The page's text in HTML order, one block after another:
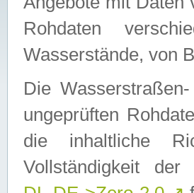
Rohdaten
Wasserstände, von
Die
ungeprüften
die inhaltliche
Vollständigkeit